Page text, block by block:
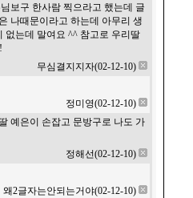
보구 한사람 찍으라고 했는데 글
나때문이라고 하는데 아무리 생
없는데 말여요 ^^ 참고로 우리딸
무심결지지자(02-12-10)
정미영(02-12-10)
예은이 손잡고 문방구로 나도 가
정해선(02-12-10)
왜2글자는안되는거야(02-12-10)